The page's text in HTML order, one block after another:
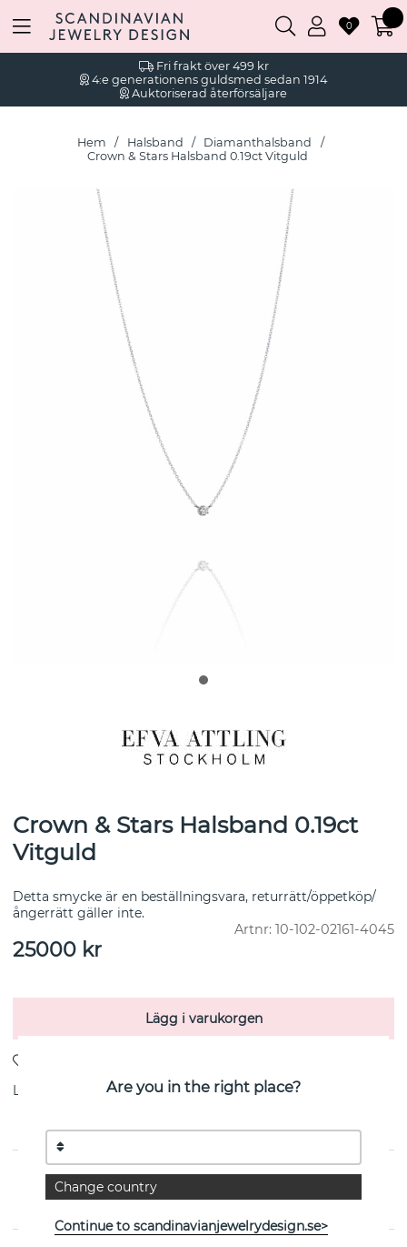
Fri frakt över 499 kr
4:e generationens guldsmed sedan 1914
Auktoriserad återförsäljare
0
Hem Halsband
Diamanthalsband
Crown & Stars Halsband 0.19ct Vitguld
Crown & Stars Halsband 0.19ct
Vitguld
Detta smycke är en beställningsvara, returrätt/öppetköp/
ångerrätt gäller inte.
Artnr: 10-102-02161-4045
25000 kr
Lägg i varukorgen
Leverans: Beställningsvara 8-15 vardagar
PRODUKTBESKRIVNING
Are you in the right place?
Change country
Continue to scandinavianjewelrydesign.se>